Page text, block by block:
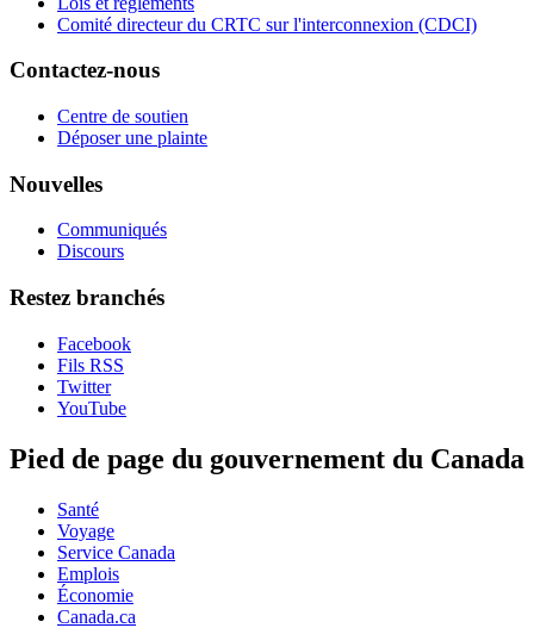
Comité directeur du CRTC sur l'interconnexion (CDCI)
Contactez-nous
Centre de soutien
Déposer une plainte
Nouvelles
Communiqués
Discours
Restez branchés
Facebook
Fils RSS
Twitter
YouTube
Pied de page du gouvernement du Canada
Santé
Voyage
Service Canada
Emplois
Économie
Canada.ca